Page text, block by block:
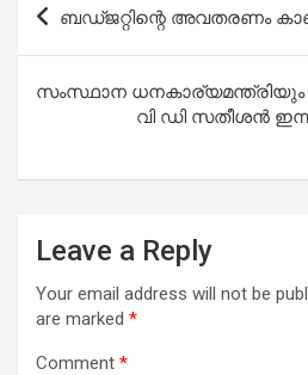
o
o
k
A
p
p
navigation
ബഡ്ജറ്റിന്റെ അവതരണം
സംസ്ഥാന
വി ഡി സതീശൻ
Leave a Reply
Your email address will not be
are marked *
Comment *